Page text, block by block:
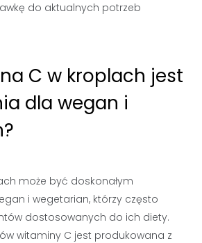
do aktualnych potrzeb
C w kroplach jest
dla wegan i
może być doskonałym
i wegetarian, którzy często
dostosowanych do ich diety.
witaminy C jest produkowana z